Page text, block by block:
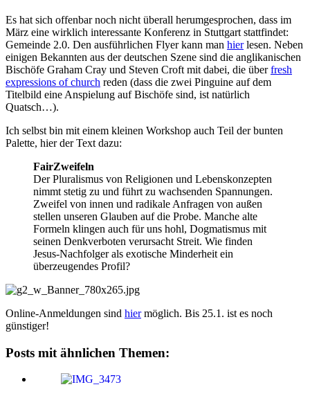
Es hat sich offenbar noch nicht überall herumgesprochen, dass im
März eine wirklich interessante Konferenz in Stuttgart stattfindet:
Gemeinde 2.0. Den ausführlichen Flyer kann man hierlesen. Neben
einigen Bekannten aus der deutschen Szene sind die anglikanischen
Bischöfe Graham Cray und Steven Croft mit dabei, die überfresh
expressions of church reden (dass die zwei Pinguine auf dem
Titelbild eine Anspielung auf Bischöfe sind, ist natürlich
Quatsch…).
Ich selbst bin mit einem kleinen Workshop auch Teil der bunten
Palette, hier der Text dazu:
FairZweifeln
Der Pluralismus von Religionen und Lebenskonzepten
nimmt stetig zu und führt zu wachsenden Spannungen.
Zweifel von innen und radikale Anfragen von außen
stellen unseren Glauben auf die Probe. Manche alte
Formeln klingen auch für uns hohl, Dogmatismus mit
seinen Denkverboten verursacht Streit. Wie finden
Jesus-Nachfolger als exotische Minderheit ein
überzeugendes Profil?
Online-Anmeldungen sind hiermöglich. Bis 25.1. ist es noch
günstiger!
Posts mit ähnlichen Themen: